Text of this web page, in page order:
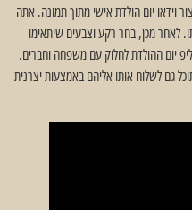
וידאו יום הולדת אישי מתוך תמונה. אתה
לאחר מכן, בחר רקע וצבעים שיתאימו
יום ההולדת לחלוק עם משפחה וחברים.
גם לשלוח אותו אליהם באמצעות יצרנית